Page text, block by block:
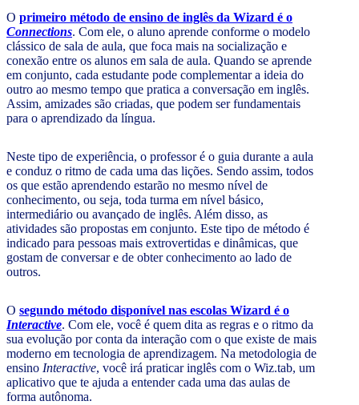
O primeiro método de ensino de inglês da Wizard é o
Connections. Com ele, o aluno aprende conforme o modelo
clássico de sala de aula, que foca mais na socialização e
conexão entre os alunos em sala de aula. Quando se aprende
em conjunto, cada estudante pode complementar a ideia do
outro ao mesmo tempo que pratica a conversação em inglês.
Assim, amizades são criadas, que podem ser fundamentais
para o aprendizado da língua.
Neste tipo de experiência, o professor é o guia durante a aula
e conduz o ritmo de cada uma das lições. Sendo assim, todos
os que estão aprendendo estarão no mesmo nível de
conhecimento, ou seja, toda turma em nível básico,
intermediário ou avançado de inglês. Além disso, as
atividades são propostas em conjunto. Este tipo de método é
indicado para pessoas mais extrovertidas e dinâmicas, que
gostam de conversar e de obter conhecimento ao lado de
outros.
O segundo método disponível nas escolas Wizard é o
Interactive. Com ele, você é quem dita as regras e o ritmo da
sua evolução por conta da interação com o que existe de mais
moderno em tecnologia de aprendizagem. Na metodologia de
ensino Interactive, você irá praticar inglês com o Wiz.tab, um
aplicativo que te ajuda a entender cada uma das aulas de
forma autônoma.